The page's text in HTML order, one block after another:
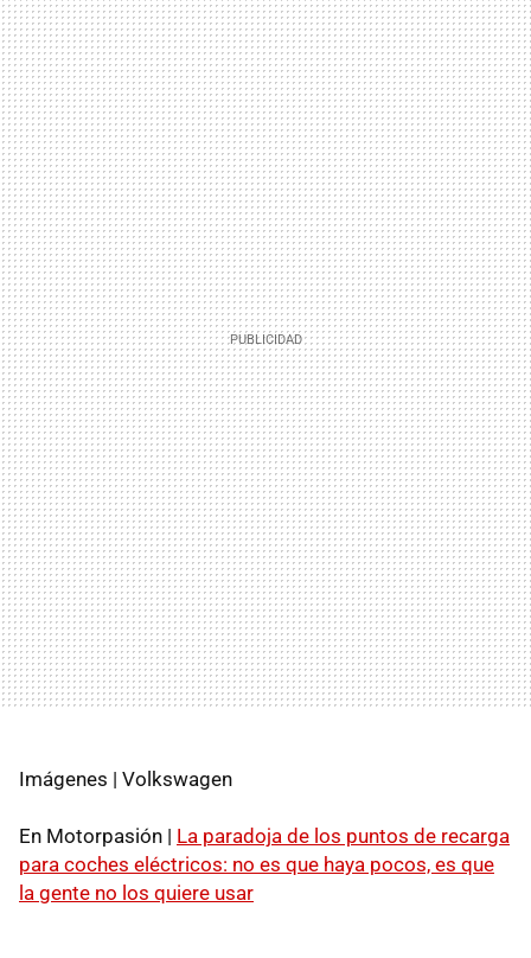
Imágenes | Volkswagen
En Motorpasión | La paradoja de los puntos de recarga
para coches eléctricos: no es que haya pocos, es que
la gente no los quiere usar